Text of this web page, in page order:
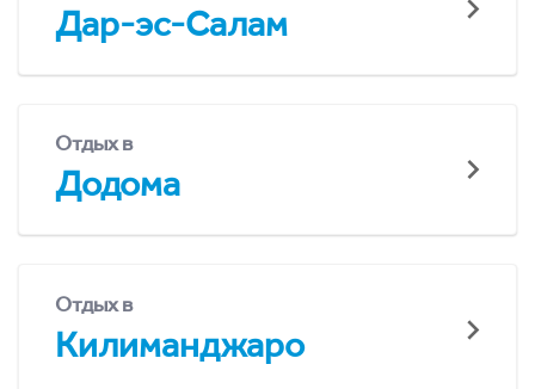
Дар-эс-Салам
Отдых в
Додома
Отдых в
Килиманджаро